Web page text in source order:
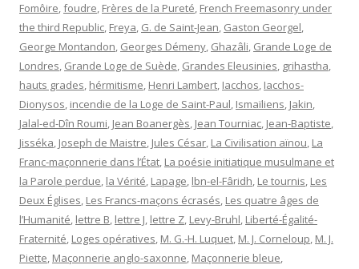
Fomôire,foudre, Frères de la Pureté, French Freemasonry under
the third Republic, Freya, G. de Saint-Jean, Gaston Georgel,
George Montandon, Georges Démeny, Ghazâli, Grande Loge de
Londres, Grande Loge de Suède, Grandes Eleusinies, grihastha,
hauts grades, hérmitisme, Henri Lambert, Iacchos, Iacchos-
Dionysos, incendie de la Loge de Saint-Paul, Ismaïliens, Jakin,
Jalal-ed-Dîn Roumi, Jean Boanergès, Jean Tourniac, Jean-Baptiste,
Jisséka, Joseph de Maistre, Jules César, La Civilisation aïnou, La
Franc-maçonnerie dans l’État, La poésie initiatique musulmane et
la Parole perdue, la Vérité, Lapage, lbn-el-Fâridh, Le tournis, Les
Deux Églises, Les Francs-maçons écrasés, Les quatre âges de
l’Humanité, lettre B, lettre J, lettre Z, Levy-Bruhl, Liberté-Égalité-
Fraternité, Loges opératives, M. G.-H. Luquet, M. J. Corneloup, M. J.
Piette, Maçonnerie anglo-saxonne, Maçonnerie bleue,